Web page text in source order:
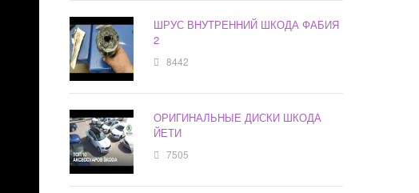
ШРУС ВНУТРЕННИЙ ШКОДА ФАБИЯ
2
8442
ОРИГИНАЛЬНЫЕ ДИСКИ ШКОДА
ЙЕТИ
7505